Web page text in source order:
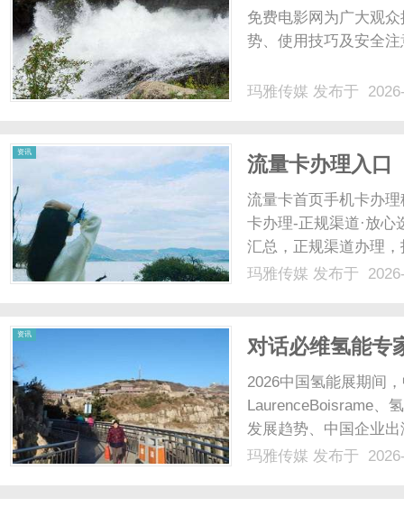
无忧观影体验
免费电影网为广大观
势、使用技巧及安全
玛雅传媒 发布于
资讯
流量卡办理入口
流量卡首页手机卡办
卡办理-正规渠道·放
汇总，正规渠道办理
查看大流量卡列表流
玛雅传媒 发布于
资讯
对话必维氢能专
2026中国氢能展期间
LaurenceBoisrame、
发展趋势、中国企业
玛雅传媒 发布于